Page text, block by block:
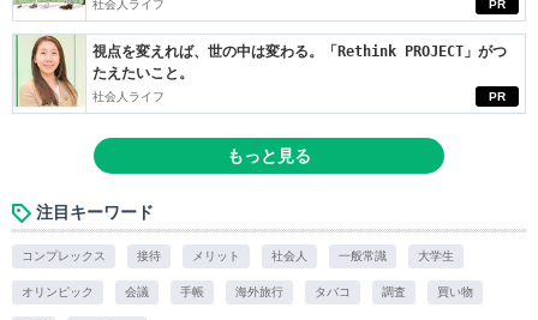
PR
社会人ライフ
PR
視点を変えれば、世の中は変わる。「Rethink PROJECT」がつ
たえたいこと。
社会人ライフ
もっと見る
注目キーワード
コンプレックス 接待 メリット 社会人 一般常識 大学生
オリンピック 会議 手帳 海外旅行 タバコ 調査 買い物